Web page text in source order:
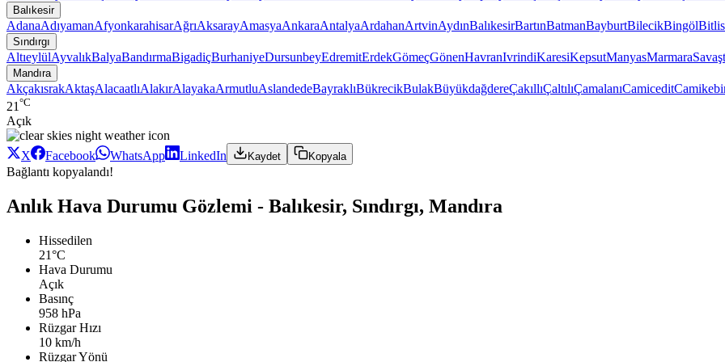
Balıkesir
AdanaAdıyamanAfyonkarahisarAğrıAksarayAmasyaAnkaraAntalyaArdahanArtvinAydınBalıkesirBartınBatmanBayburtBilecikBingölBitlis
Sındırgı
AltıeylülAyvalıkBalyaBandırmaBigadiçBurhaniyeDursunbeyEdremitErdekGömeçGönenHavranIvrindiKaresiKepsutManyasMarmara
Mandıra
AkçakısrakAktaşAlacaatlıAlakırAlayakaArmutluAslandedeBayraklıBükrecikBulakBüyükdağdereÇakıllıÇaltılıÇamalanıCamicedit
21 °C
Açık
X Facebook WhatsApp LinkedIn Kaydet Kopyala
Bağlantı kopyalandı!
Anlık Hava Durumu Gözlemi - Balıkesir, Sındırgı, Mandıra
Hissedilen
21°C
Hava Durumu
Açık
Basınç
958 hPa
Rüzgar Hızı
10 km/h
Rüzgar Yönü